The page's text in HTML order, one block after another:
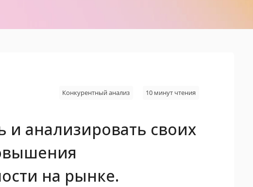
Конкурентный анализ 10 минут чтения
и анализировать своих
на рынке.